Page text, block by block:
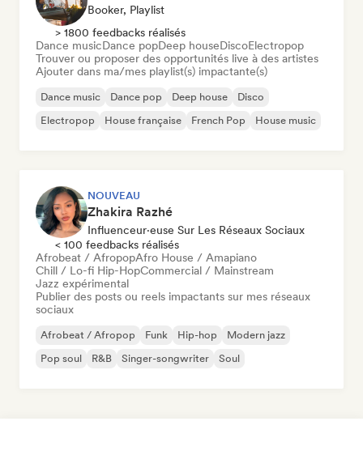
Booker, Playlist
> 1800 feedbacks réalisés
Dance musicDance popDeep houseDiscoElectropop
Trouver ou proposer des opportunités live à des artistes
Ajouter dans ma/mes playlist(s) impactante(s)
Dance music Dance pop Deep house
Disco
Electropop
House française French Pop House music
NOUVEAU
Zhakira Razhé
Influenceur·euse Sur Les Réseaux Sociaux
< 100 feedbacks réalisés
Afrobeat / AfropopAfro House / Amapiano
Chill / Lo-fi Hip-HopCommercial / Mainstream
Jazz expérimental
Publier des posts ou reels impactants sur mes réseaux
sociaux
Afrobeat / Afropop Funk Hip-hop
Modern jazz
Pop soul
R&B Singer-songwriter Soul